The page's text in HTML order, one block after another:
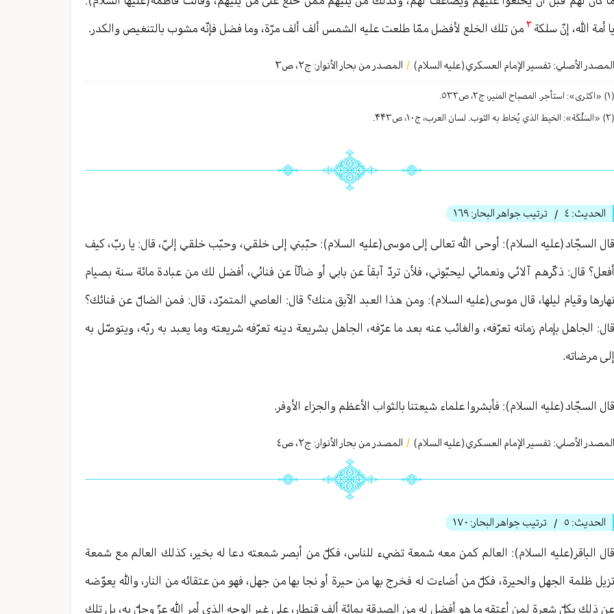
يا أمة الله، إنّ سلكة من تلك الخلع لأفضل ممّا طلعت عليه الشمس ألف ألف مرّة، وما فضل فإنّه مشوب بالتنغيص والكدر.
المصدر الأصلي: تفسير الإمام العسكري(عليه السلام) / المصدر من بحار الأنوار: ج٢، ص٣
(١) «اكتَری»: استأجر. المصباح المنير، ج٢، ص٥٣٢.
(٢) «السَلْكَة»: الخیط الذي يُخاط به الثوب. لسان العرب، ج۱۰، ص۴۴۳.
الحديث: ٤ / ترتيب جواهر البحار: ١٦٩
قال السجّاد(عليه السلام): أوحى الله تعالی إلى موسى(عليه السلام): حبّبني إلى خلقي، وحبّب خلقي إليّ، قال: يا ربّ، كيف
أفعل؟ قال: ذكّرهم آلائي ونعمائي ليحبّوني، فلأن تردّ آبقاً عن بابي أو ضالّاً عن فنائي، أفضل لك من عبادة مائة سنة بصيام
نهارها وقيام ليلها، قال موسى(عليه السلام): ومن هذا العبد الآبق منك؟ قال: العاصي المتمرّد، قال: فمن الضالّ عن فنائك؟
قال: الجاهل بإمام زمانه تعرّفه، والغائب عنه بعد ما عرّفه، الجاهل بشريعة دينه تعرّفه شريعته وما يعبد به ربّه، ويتوصّل به
إلى مرضاته.
قال السجّاد(عليه السلام): فأبشروا علماء شيعتنا بالثواب الأعظم والجزاء الأوفر.
المصدر الأصلي: تفسير الإمام العسكري(عليه السلام) / المصدر من بحار الأنوار: ج٢، ص٤
الحديث: ٥ / ترتيب جواهر البحار: ١٧٠
قال الباقر(عليه السلام): العالم كمن معه شمعة تضيء للناس، فكلّ من أبصر شمعته دعا له بخير، كذلك العالم مع شمعة
تزيل ظلمة الجهل والحيرة، فكلّ من أضاءت له فخرج بها من حيرة أو نجا بها من جهل، فهو من عتقائه من النار، والله يعوّضه
عن ذلك بكلّ شعرة لمن أعتقه ما هو أفضل له من الصدقة بمائة ألف قنطار، على غير الوجه الذي أمر الله عزّ وجلّ به، بل تلك